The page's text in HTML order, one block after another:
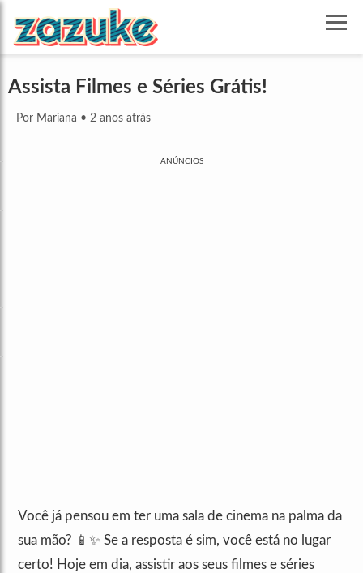
Assista Filmes e Séries Grátis!
Por Mariana • 2 anos atrás
ANÚNCIOS
Você já pensou em ter uma sala de cinema na palma da
sua mão? 📱✨ Se a resposta é sim, você está no lugar
certo! Hoje em dia, assistir aos seus filmes e séries